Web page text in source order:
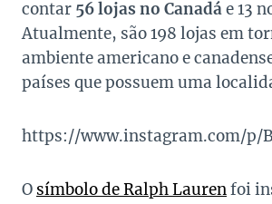
contar 56 lojas no Canadáe 13
Atualmente, são 198 lojas em
ambiente americano e
países que possuem uma
https://www.instagram.com/p/
O símbolo de Ralph Laurenfoi